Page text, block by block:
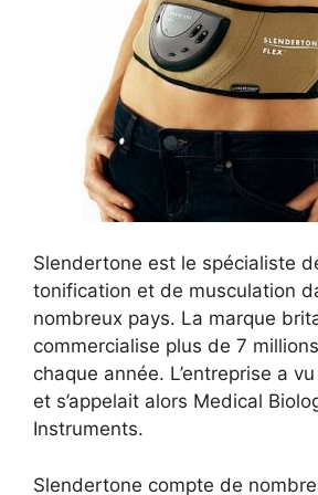
Slendertone est le spécialiste
tonification et de musculation
nombreux pays. La marque
commercialise plus de 7
chaque année. L’entreprise a
et s’appelait alors Medical
Instruments.
Slendertone compte de